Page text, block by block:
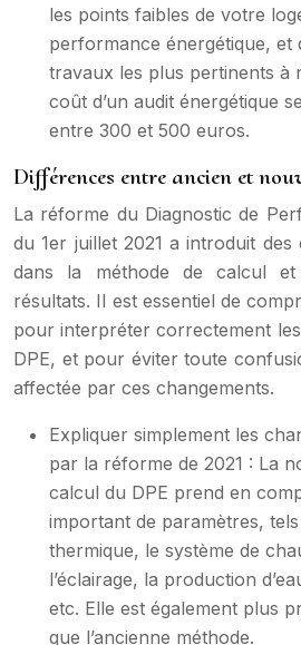
les points faibles de votre
performance énergétique, et
travaux les plus pertinents à
coût d’un audit énergétique
entre 300 et 500 euros.
Différences entre ancien et
La réforme du Diagnostic de
du 1er juillet 2021 a introduit des
dans la méthode de calcul
résultats. Il est essentiel de
pour interpréter correctement
DPE, et pour éviter toute
affectée par ces changements.
Expliquer simplement les
par la réforme de 2021 : La
calcul du DPE prend en
important de paramètres, tels
thermique, le système de
l’éclairage, la production
etc. Elle est également plus
que l’ancienne méthode.